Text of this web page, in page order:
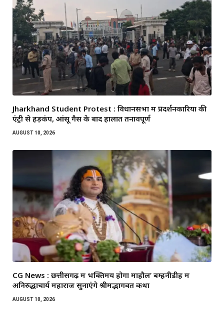
Jharkhand Student Protest : विधानसभा में प्रदर्शनकारियों की
एंट्री से हड़कंप, आंसू गैस के बाद हालात तनावपूर्ण
AUGUST 10, 2026
CG News : छत्तीसगढ़ में भक्तिमय होगा माहौल’ बम्हनीडीह में
अनिरुद्धाचार्य महाराज सुनाएंगे श्रीमद्भागवत कथा
AUGUST 10, 2026